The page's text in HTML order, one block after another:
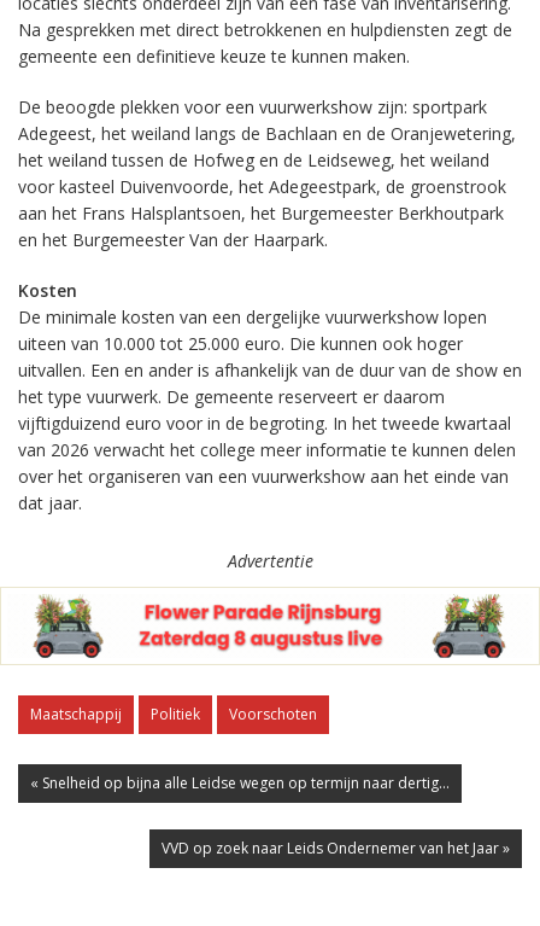
Na gesprekken met direct betrokkenen en hulpdiensten zegt de
gemeente een definitieve keuze te kunnen maken.
De beoogde plekken voor een vuurwerkshow zijn: sportpark
Adegeest, het weiland langs de Bachlaan en de Oranjewetering,
het weiland tussen de Hofweg en de Leidseweg, het weiland
voor kasteel Duivenvoorde, het Adegeestpark, de groenstrook
aan het Frans Halsplantsoen, het Burgemeester Berkhoutpark
en het Burgemeester Van der Haarpark.
Kosten
De minimale kosten van een dergelijke vuurwerkshow lopen
uiteen van 10.000 tot 25.000 euro. Die kunnen ook hoger
uitvallen. Een en ander is afhankelijk van de duur van de show en
het type vuurwerk. De gemeente reserveert er daarom
vijftigduizend euro voor in de begroting. In het tweede kwartaal
van 2026 verwacht het college meer informatie te kunnen delen
over het organiseren van een vuurwerkshow aan het einde van
dat jaar.
Advertentie
Maatschappij Politiek Voorschoten
« Snelheid op bijna alle Leidse wegen op termijn naar dertig...
VVD op zoek naar Leids Ondernemer van het Jaar »